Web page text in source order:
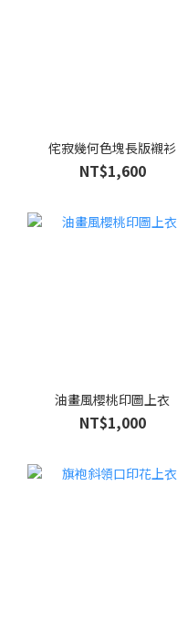
侘寂幾何色塊長版襯衫
NT$1,600
油畫風櫻桃印圖上衣
NT$1,000